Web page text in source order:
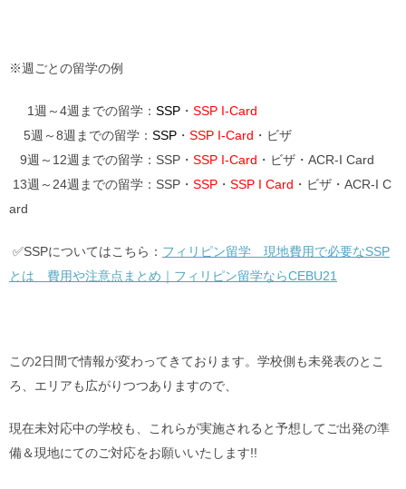
※週ごとの留学の例
1週～4週までの留学： SSP ・ SSP I-Card
5週～8週までの留学： SSP ・ SSP I-Card ・ビザ
9週～12週までの留学：SSP・ SSP I-Card ・ビザ・ACR-I Card
13週～24週までの留学：SSP・ SSP ・ SSP I Card ・ビザ・ACR-I C
ard
✅SSPについてはこちら： フィリピン留学 現地費用で必要なSSP
とは 費用や注意点まとめ｜フィリピン留学ならCEBU21
この2日間で情報が変わってきております。学校側も未発表のとこ
ろ、エリアも広がりつつありますので、
現在未対応中の学校も、これらが実施されると予想してご出発の準
備＆現地にてのご対応をお願いいたします!!